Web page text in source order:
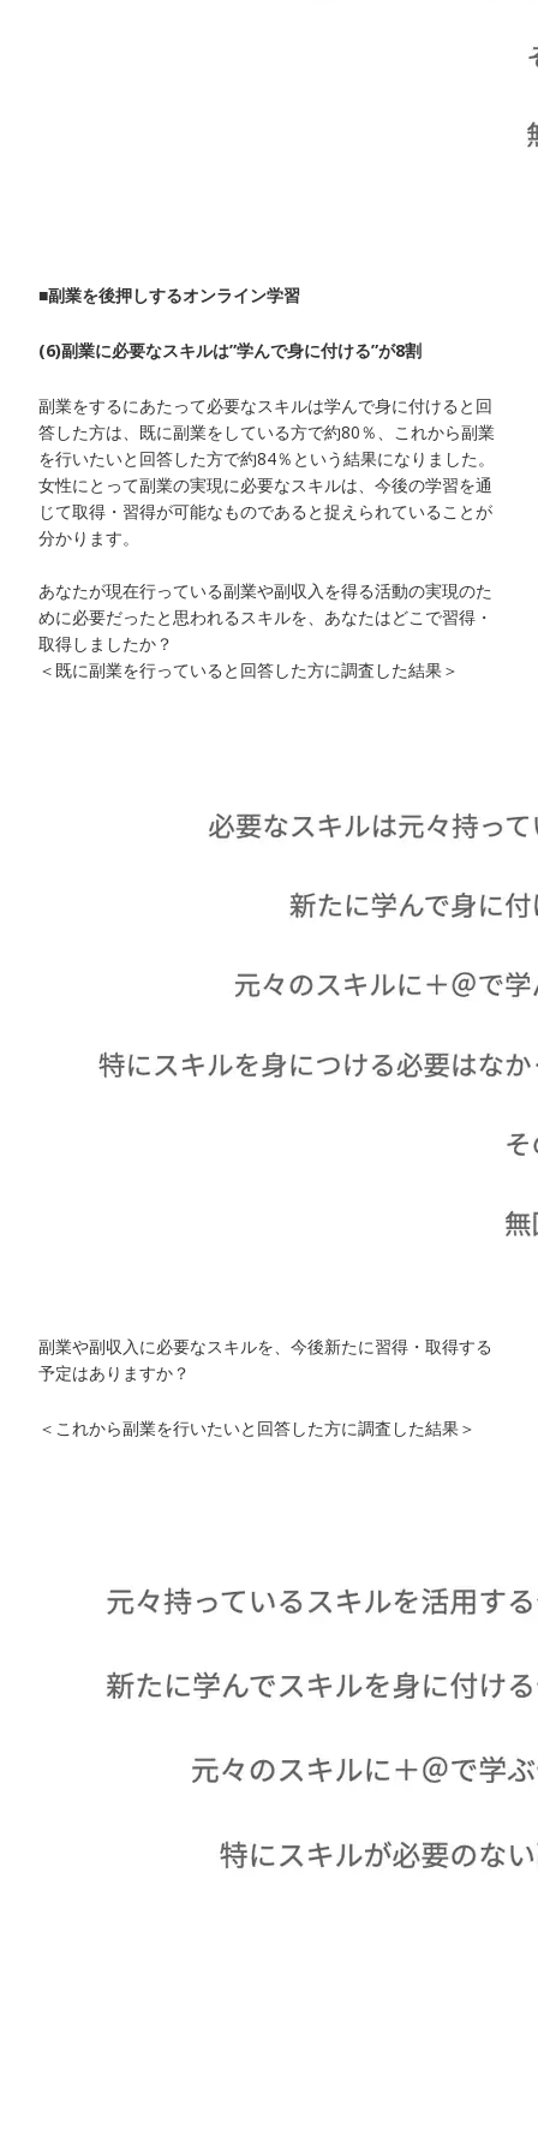
■副業を後押しするオンライン学習
(6)副業に必要なスキルは”学んで身に付ける”が8割
副業をするにあたって必要なスキルは学んで身に付けると回
答した方は、既に副業をしている方で約80％、これから副業
を行いたいと回答した方で約84％という結果になりました。
女性にとって副業の実現に必要なスキルは、今後の学習を通
じて取得・習得が可能なものであると捉えられていることが
分かります。
あなたが現在行っている副業や副収入を得る活動の実現のた
めに必要だったと思われるスキルを、あなたはどこで習得・
取得しましたか？
＜既に副業を行っていると回答した方に調査した結果＞
副業や副収入に必要なスキルを、今後新たに習得・取得する
予定はありますか？
＜これから副業を行いたいと回答した方に調査した結果＞